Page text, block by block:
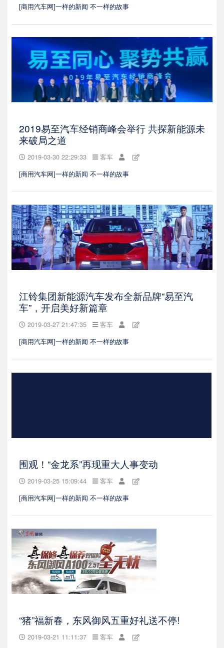
[商用汽车网]一样的新闻 不一样的故事
2019易至汽车经销商峰会举行 共探新能源未
来破局之道
2019-03-30 22:29:33
客车
[商用汽车网]一样的新闻 不一样的故事
江铃集团新能源汽车发布全新品牌“易至汽
车”，开启美好新篇章
2019-03-27 21:47:35
客车
[商用汽车网]一样的新闻 不一样的故事
围观！“金龙系”再现重大人事变动
2019-03-25 15:09:44
客车
[商用汽车网]一样的新闻 不一样的故事
“猪”福新春，东风御风五重好礼送不停!
2019-03-21 11:11:37
客车